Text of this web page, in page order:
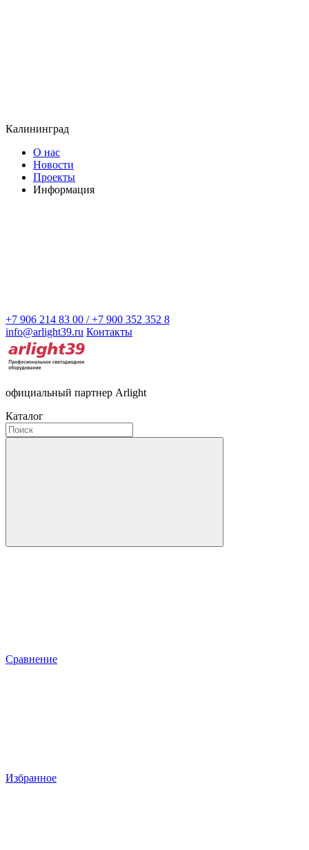
Калининград
О нас
Новости
Проекты
Информация
+7 906 214 83 00 / +7 900 352 352 8
info@arlight39.ru Контакты
официальный партнер Arlight
Каталог
Сравнение
Избранное